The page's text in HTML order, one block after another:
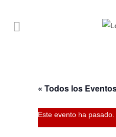
« Todos los
Este evento ha pasado.